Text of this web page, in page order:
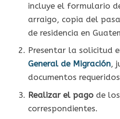
incluye el formulario
arraigo, copia del
de residencia en
Presentar la solicitud
General de Migración,
documentos
Realizar el pagode los
correspondientes.